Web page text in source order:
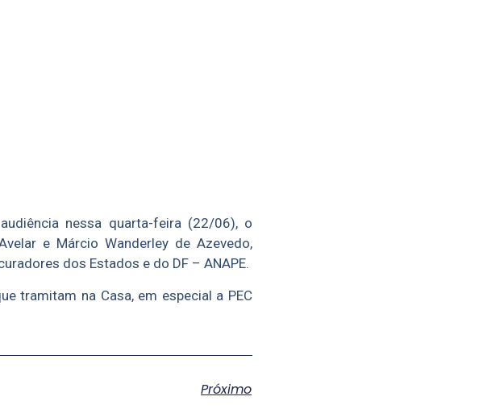
nessa quarta-feira (22/06), o
e Márcio Wanderley de Azevedo,
dos Estados e do DF – ANAPE.
tramitam na Casa, em especial a PEC
Próximo